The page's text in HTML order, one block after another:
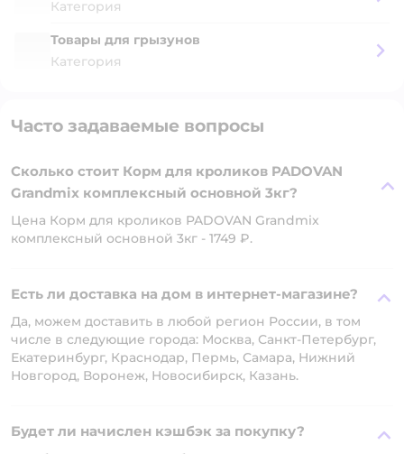
Категория
Товары для грызунов
Категория
Часто задаваемые вопросы
Сколько стоит Корм для кроликов PADOVAN
Grandmix комплексный основной 3кг?
Цена Корм для кроликов PADOVAN Grandmix
комплексный основной 3кг - 1749 ₽.
Есть ли доставка на дом в интернет-магазине?
Да, можем доставить в любой регион России, в том
числе в следующие города: Москва, Санкт-Петербург,
Екатеринбург, Краснодар, Пермь, Самара, Нижний
Новгород, Воронеж, Новосибирск, Казань.
Будет ли начислен кэшбэк за покупку?